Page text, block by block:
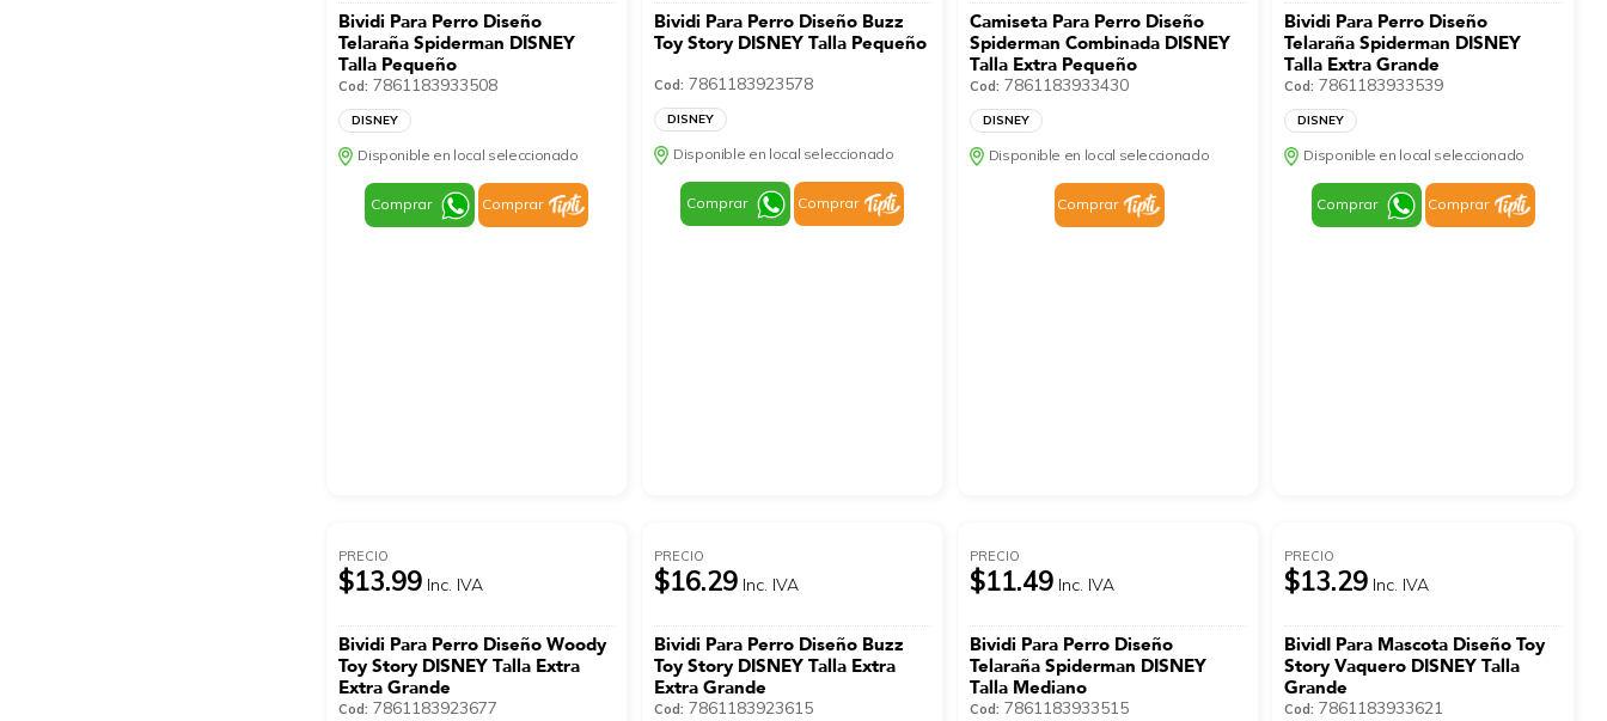
Bividi Para Perro Diseño
Telaraña Spiderman DISNEY
Talla Pequeño
Cod: 7861183933508
DISNEY
Disponible en local seleccionado
Comprar Comprar
Bividi Para Perro Diseño Buzz
Toy Story DISNEY Talla Pequeño
Cod: 7861183923578
DISNEY
Disponible en local seleccionado
Comprar Comprar
Camiseta Para Perro Diseño
Spiderman Combinada DISNEY
Talla Extra Pequeño
Cod: 7861183933430
DISNEY
Disponible en local seleccionado
Comprar
Bividi Para Perro Diseño
Telaraña Spiderman DISNEY
Talla Extra Grande
Cod: 7861183933539
DISNEY
Disponible en local seleccionado
Comprar Comprar
PRECIO
$13.99 Inc. IVA
Bividi Para Perro Diseño Woody
Toy Story DISNEY Talla Extra
Extra Grande
Cod: 7861183923677
PRECIO
$16.29 Inc. IVA
Bividi Para Perro Diseño Buzz
Toy Story DISNEY Talla Extra
Extra Grande
Cod: 7861183923615
PRECIO
$11.49 Inc. IVA
Bividi Para Perro Diseño
Telaraña Spiderman DISNEY
Talla Mediano
Cod: 7861183933515
PRECIO
$13.29 Inc. IVA
BividI Para Mascota Diseño Toy
Story Vaquero DISNEY Talla
Grande
Cod: 7861183933621